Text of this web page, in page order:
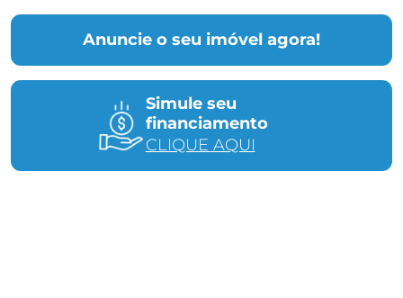
Anuncie o seu imóvel agora!
Simule seu
financiamento
CLIQUE AQUI